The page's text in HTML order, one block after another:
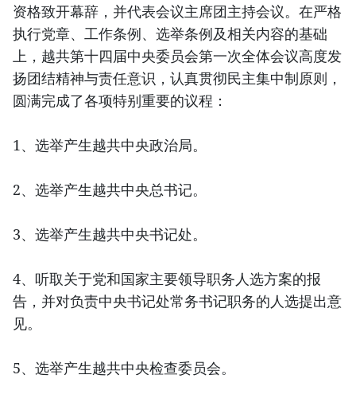
资格致开幕辞，并代表会议主席团主持会议。在严格
执行党章、工作条例、选举条例及相关内容的基础
上，越共第十四届中央委员会第一次全体会议高度发
扬团结精神与责任意识，认真贯彻民主集中制原则，
圆满完成了各项特别重要的议程：
1、选举产生越共中央政治局。
2、选举产生越共中央总书记。
3、选举产生越共中央书记处。
4、听取关于党和国家主要领导职务人选方案的报
告，并对负责中央书记处常务书记职务的人选提出意
见。
5、选举产生越共中央检查委员会。